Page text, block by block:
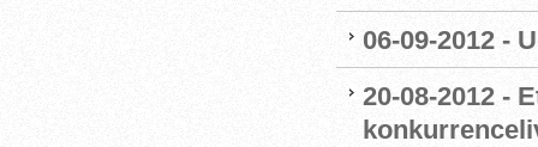
06-09-2012 -
20-08-2012 -